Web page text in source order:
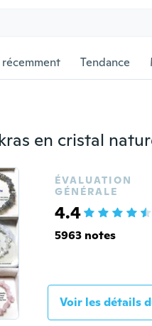
récemment Tendance
ÉVALUATION
GÉNÉRALE
4.4
5963 notes
Voir les détails